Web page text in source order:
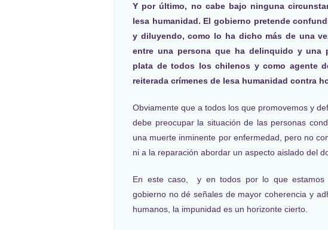
Y por último, no cabe bajo ninguna
lesa humanidad. El gobierno pretende
y diluyendo, como lo ha dicho más de una
entre una persona que ha delinquido y una
plata de todos los chilenos y como agente
reiterada crímenes de lesa humanidad contra
Obviamente que a todos los que promovemos y
debe preocupar la situación de las personas
una muerte inminente por enfermedad, pero no
ni a la reparación abordar un aspecto aislado del
En este caso, y en todos por lo que estamos
gobierno no dé señales de mayor coherencia y
humanos, la impunidad es un horizonte cierto.